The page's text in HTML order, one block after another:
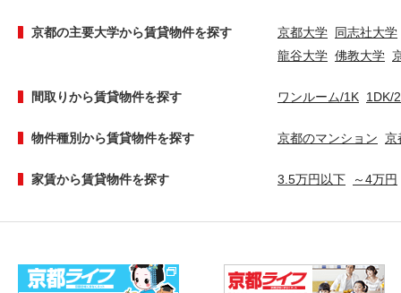
京都の主要大学から賃貸物件を探す 京都大学 同志社大学
龍谷大学 佛教大学
間取りから賃貸物件を探す ワンルーム/1K 1DK/
物件種別から賃貸物件を探す 京都のマンション 京
家賃から賃貸物件を探す 3.5万円以下 ～4万円